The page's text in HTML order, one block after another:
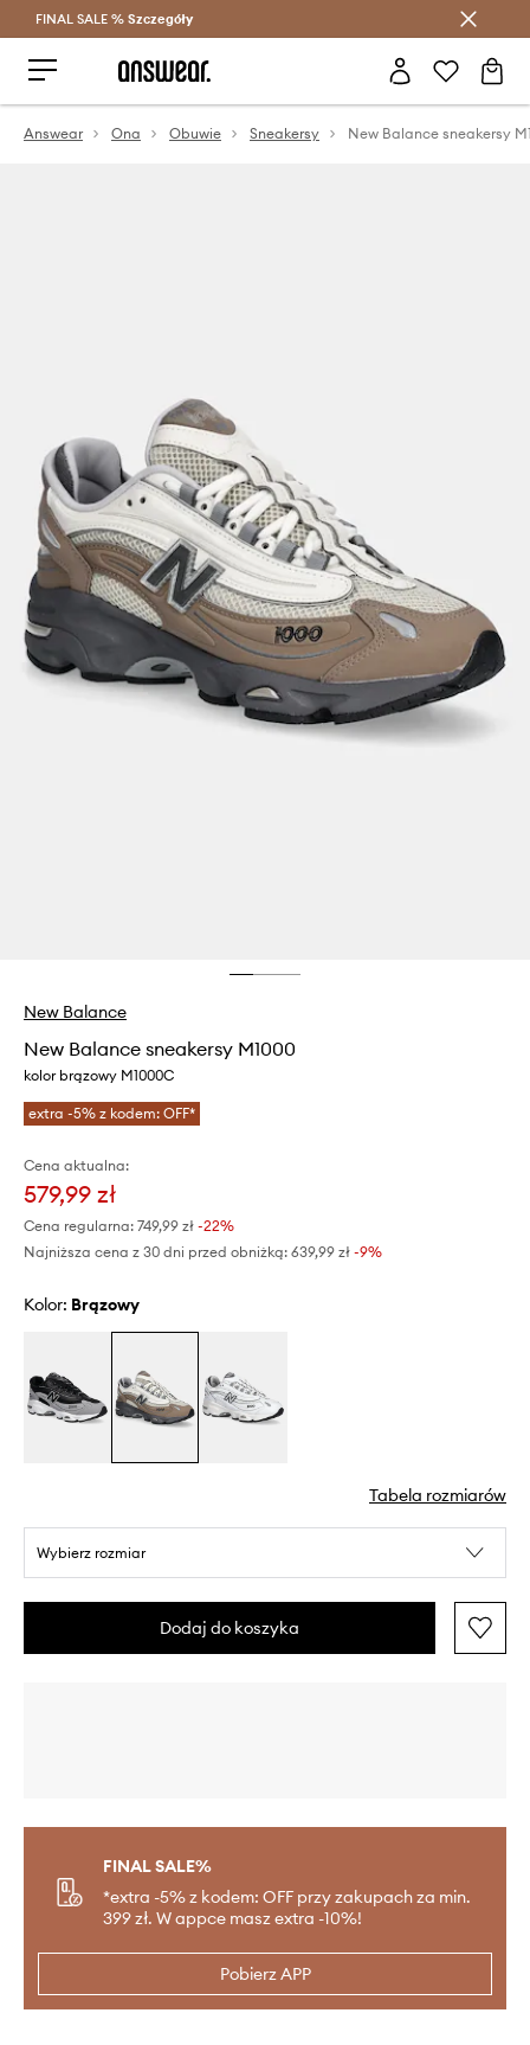
Oszczędzaj z Answear Club >
FINAL SALE % Szczegóły
Answear Ona Obuwie Sneakersy New Balance sneakersy
New Balance
New Balance sneakersy M1000
kolor brązowy M1000C
extra -5% z kodem: OFF*
Cena aktualna:
579,99 zł
Cena regularna: 749,99 zł -22%
Najniższa cena z 30 dni przed obniżką: 639,99 zł -9%
Kolor: brązowy
Tabela rozmiarów
Wybierz rozmiar
Dodaj do koszyka
FINAL SALE%
*extra -5% z kodem: OFF przy zakupach za min.
399 zł. W appce masz extra -10%!
Pobierz APP